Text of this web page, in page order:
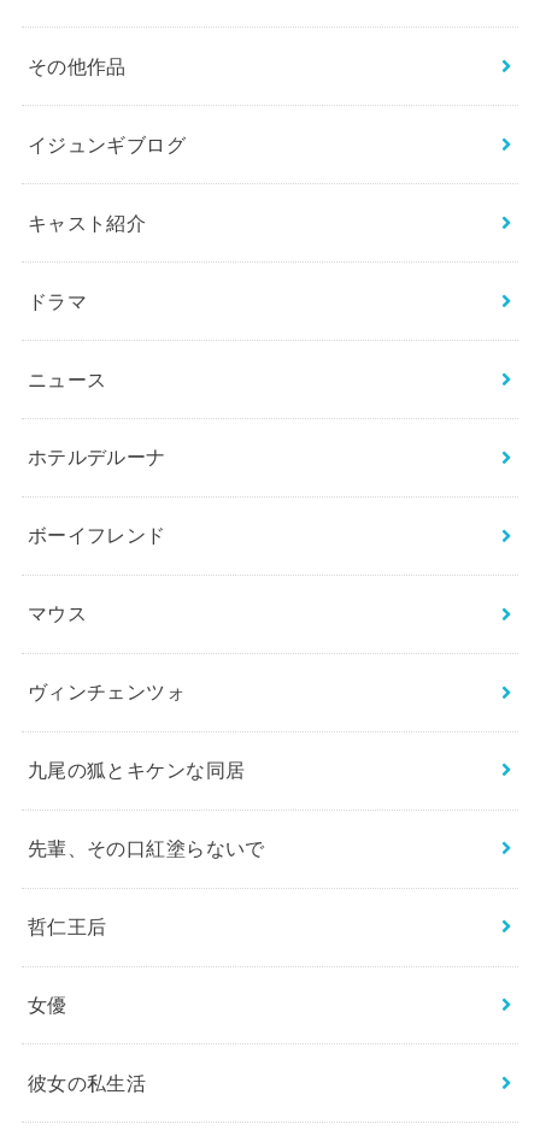
その他作品
イジュンギブログ
キャスト紹介
ドラマ
ニュース
ホテルデルーナ
ボーイフレンド
マウス
ヴィンチェンツォ
九尾の狐とキケンな同居
先輩、その口紅塗らないで
哲仁王后
女優
彼女の私生活